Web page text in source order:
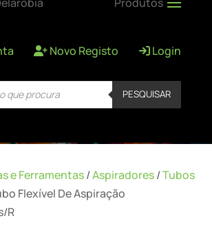
Novo Registo Login
PESQUISAR
e Ferramentas/Aspiradores/Tubos
Flexível De Aspiração
R